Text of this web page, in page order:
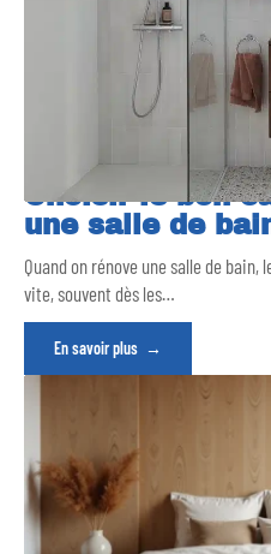
Choisir le bon
une salle de
Quand on rénove une salle de
vite, souvent dès les…
En savoir plus